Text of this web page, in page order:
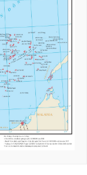
lệnh Bộ
trở thành
Quan hệ
phát triển